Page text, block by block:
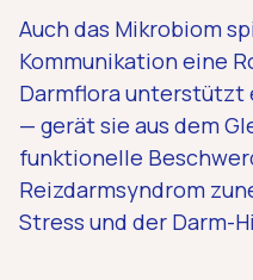
Auch das Mikrobiom
Kommunikation eine
Darmflora unterstützt
— gerät sie aus dem
funktionelle
Reizdarmsyndrom
Stress und der Darm-